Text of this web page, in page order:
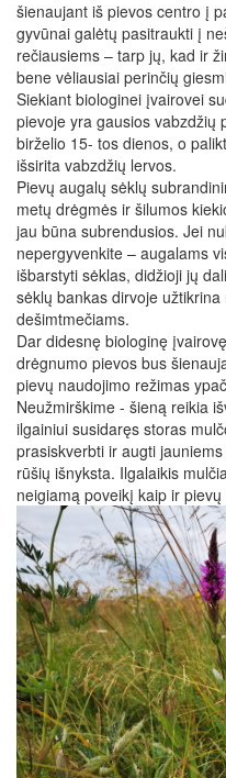
šienaujant iš pievos centro į
gyvūnai galėtų pasitraukti į
rečiausiems – tarp jų, kad ir
bene vėliausiai perinčių
Siekiant biologinei įvairovei
pievoje yra gausios vabzdžių
birželio 15- tos dienos, o
išsirita vabzdžių lervos.
Pievų augalų sėklų
metų drėgmės ir šilumos
jau būna subrendusios. Jei
nepergyvenkite – augalams
išbarstyti sėklas, didžioji jų
sėklų bankas dirvoje
dešimtmečiams.
Dar didesnę biologinę
drėgnumo pievos bus
pievų naudojimo režimas
Neužmirškime - šieną reikia
ilgainiui susidaręs storas
prasiskverbti ir augti
rūšių išnyksta. Ilgalaikis
neigiamą poveikį kaip ir